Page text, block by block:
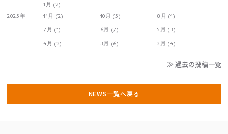
1月 (2)
2025年
11月 (2) 10月 (5)
8月 (1)
7月 (1)
6月 (7)
5月 (3)
4月 (2)
3月 (6) 2月 (4)
≫ 過去の投稿一覧
NEWS一覧へ戻る